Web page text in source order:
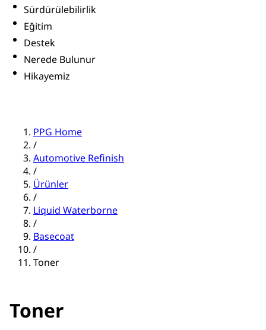
Sürdürülebilirlik
Eğitim
Destek
Nerede Bulunur
Hikayemiz
PPG Home
/
Automotive Refinish
/
Ürünler
/
Liquid Waterborne
/
Basecoat
/
Toner
Toner